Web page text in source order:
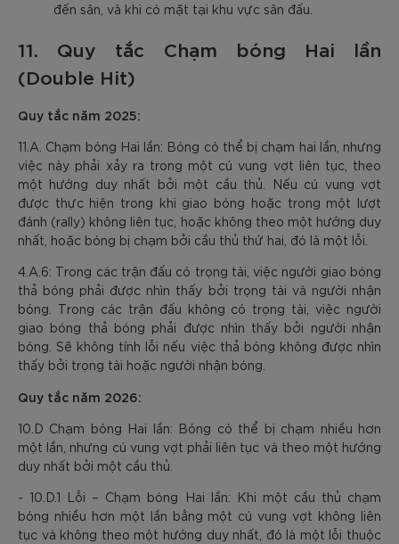
đến sân, và khi có mặt tại khu vực sân đấu.
11. Quy tắc Chạm bóng Hai lần
(Double Hit)
Quy tắc năm 2025:
11.A. Chạm bóng Hai lần: Bóng có thể bị chạm hai lần, nhưng
việc này phải xảy ra trong một cú vung vợt liên tục, theo
một hướng duy nhất bởi một cầu thủ. Nếu cú vung vợt
được thực hiện trong khi giao bóng hoặc trong một lượt
đánh (rally) không liên tục, hoặc không theo một hướng duy
nhất, hoặc bóng bị chạm bởi cầu thủ thứ hai, đó là một lỗi.
4.A.6: Trong các trận đấu có trọng tài, việc người giao bóng
thả bóng phải được nhìn thấy bởi trọng tài và người nhận
bóng. Trong các trận đấu không có trọng tài, việc người
giao bóng thả bóng phải được nhìn thấy bởi người nhận
bóng. Sẽ không tính lỗi nếu việc thả bóng không được nhìn
thấy bởi trọng tài hoặc người nhận bóng.
Quy tắc năm 2026:
10.D Chạm bóng Hai lần: Bóng có thể bị chạm nhiều hơn
một lần, nhưng cú vung vợt phải liên tục và theo một hướng
duy nhất bởi một cầu thủ.
- 10.D.1 Lỗi – Chạm bóng Hai lần: Khi một cầu thủ chạm
bóng nhiều hơn một lần bằng một cú vung vợt không liên
tục và không theo một hướng duy nhất, đó là một lỗi thuộc